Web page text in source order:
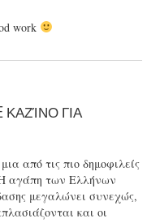
work
ΚΑΖΊΝΟ ΓΙΑ
από τις πιο δημοφιλείς
αγάπη των Ελλήνων
μεγαλώνει συνεχώς,
και οι